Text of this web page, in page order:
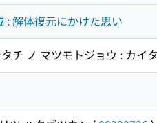
: 解体復元にかけた思い
チ ノ マツモトジョウ : カイ